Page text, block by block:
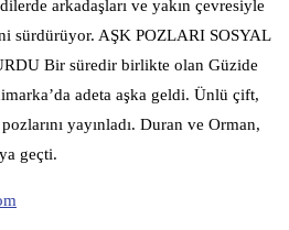
arkadaşları ve yakın çevresiyle
sürdürüyor. AŞK POZLARI SOSYAL
Bir süredir birlikte olan Güzide
adeta aşka geldi. Ünlü çift,
yayınladı. Duran ve Orman,
geçti.